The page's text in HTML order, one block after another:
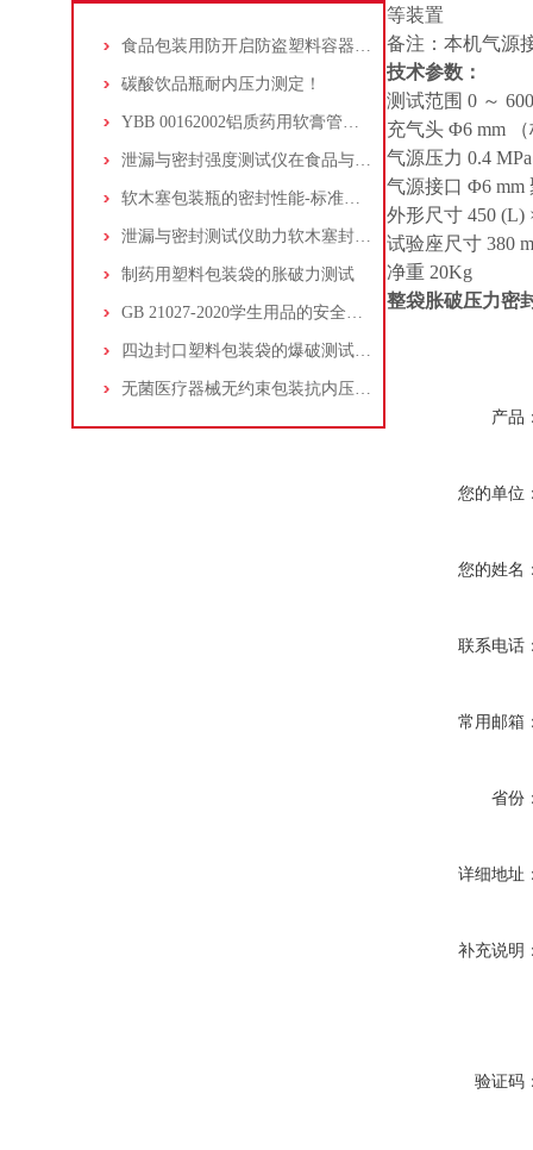
食品包装用防开启防盗塑料容器密封性及瓶盖开启测试方法
碳酸饮品瓶耐内压力测定！
YBB 00162002铝质药用软膏管的封闭性检测
泄漏与密封强度测试仪在食品与医药包装中的作用
软木塞包装瓶的密封性能-标准柱测量法
泄漏与密封测试仪助力软木塞封口的红酒瓶的密封性能质控检验
制药用塑料包装袋的胀破力测试
GB 21027-2020学生用品的安全通用要求笔套的空气流量试验
四边封口塑料包装袋的爆破测试方法和检测仪器
无菌医疗器械无约束包装抗内压破坏符合YYT 0681.3-2010标准
等装置
备注：本机气源
技术参数：
测试范围 0 ～
充气头 Φ6 mm
气源压力 0.4
气源接口 Φ6 mm
外形尺寸 450 (L)
试验座尺寸 380
净重 20Kg
整袋胀破压力密
产品
您的单位
您的姓名
联系电话
常用邮箱
省份
详细地址
补充说明
验证码